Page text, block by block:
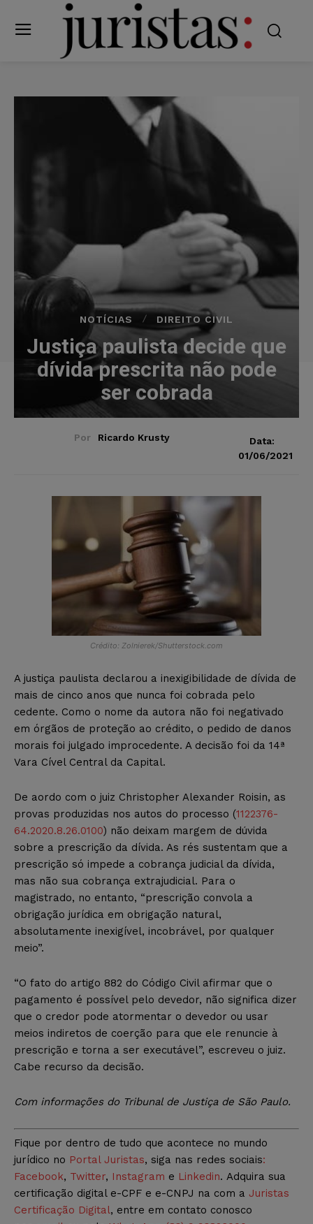
NOTÍCIAS DIREITO CIVIL
Justiça paulista decide que
dívida prescrita não pode
ser cobrada
Por Ricardo Krusty
Data:
01/06/2021
Crédito: Zolnierek/Shutterstock.com
A justiça paulista declarou a inexigibilidade de dívida de
mais de cinco anos que nunca foi cobrada pelo
cedente. Como o nome da autora não foi negativado
em órgãos de proteção ao crédito, o pedido de danos
morais foi julgado improcedente. A decisão foi da 14ª
Vara Cível Central da Capital.
De aordo com o juiz Christopher Alexander Roisin, as
provas produzidas nos autos do processo (1122376-
64.2020.8.26.0100) não deixam margem de dúvida
sobre a prescrição da dívida. As rés sustentam que a
prescrição só impede a cobrança judicial da dívida,
mas não sua cobrança extrajudicial. Para o
magistrado, no entanto, “prescrição convola a
obrigação jurídica em obrigação natural,
absolutamente inexigível, incobrável, por qualquer
meio”.
“O fato do artigo 882 do Código Civil afirmar que o
pagamento é possível pelo devedor, não significa dizer
que o credor pode atormentar o devedor ou usar
meios indiretos de coerção para que ele renuncie à
prescrição e torna a ser executável”, escreveu o juiz.
Cabe recurso da decisão.
Com informações do Tribunal de Justiça de São Paulo.
Fique por dentro de tudo que acontece no mundo
jurídico no Portal Juristas, siga nas redes sociais:
Facebook, Twitter, Instagram e Linkedin. Adquira sua
certificação digital e-CPF e e-CNPJ na com a Juristas
Certificação Digital, entre em contato conosco